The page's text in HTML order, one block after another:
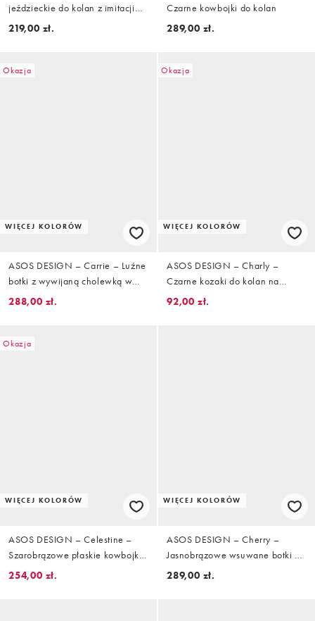
jeździeckie do kolan z imitacji
zamszu w kolorze
219,00 zł.
Czarne kowbojki do kolan
289,00 zł.
Okazja
WIĘCEJ KOLORÓW
ASOS DESIGN – Carrie – Luźne
botki z wywijaną cholewką w
piaskowym kolorze
288,00 zł.
Okazja
WIĘCEJ KOLORÓW
ASOS DESIGN – Charly –
Czarne kozaki do kolan na
obcasie
92,00 zł.
Okazja
WIĘCEJ KOLORÓW
ASOS DESIGN – Celestine –
Szarobrązowe płaskie kowbojki
do kolan z imitacji zamszu
254,00 zł.
WIĘCEJ KOLORÓW
ASOS DESIGN – Cherry –
Jasnobrązowe wsuwane botki w
stylu trucker
289,00 zł.